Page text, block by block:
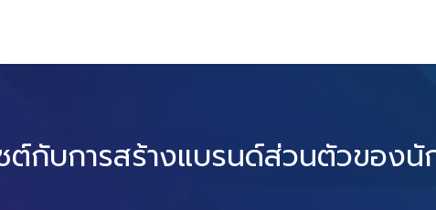
ซต์กับการสร้างแบรนด์ส่วนตัวของ